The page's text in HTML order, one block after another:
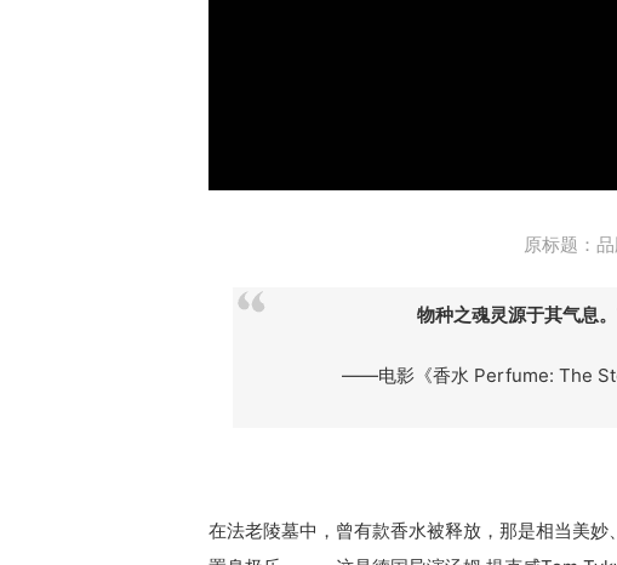
原标题：
物种之魂灵源于其气息
——电影《香水 Perfume: The
在法老陵墓中，曾有款香水被释放，那是相当美